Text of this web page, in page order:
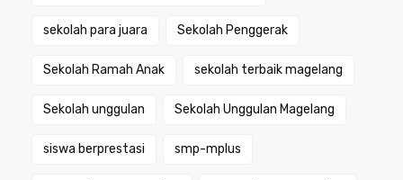
sekolah para juara Sekolah Penggerak
Sekolah Ramah Anak sekolah terbaik magelang
Sekolah unggulan Sekolah Unggulan Magelang
siswa berprestasi smp-mplus